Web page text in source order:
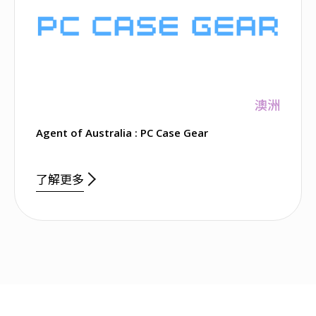
澳洲
Agent of Australia : PC Case Gear
了解更多